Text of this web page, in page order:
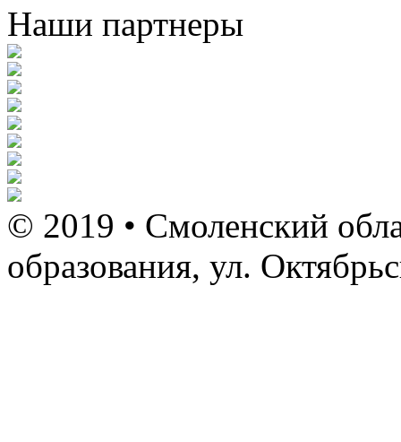
Наши партнеры
© 2019 • Смоленский
образования, ул.